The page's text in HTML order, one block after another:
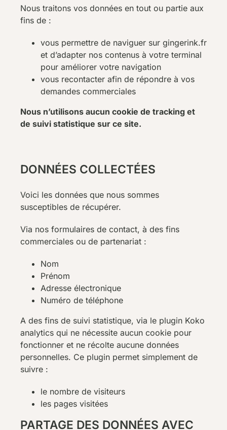
Nous traitons vos données en tout ou partie aux
fins de :
vous permettre de naviguer sur gingerink.fr
et d’adapter nos contenus à votre terminal
pour améliorer votre navigation
vous recontacter afin de répondre à vos
demandes commerciales
Nous n’utilisons aucun cookie de tracking et
de suivi statistique sur ce site.
DONNÉES COLLECTÉES
Voici les données que nous sommes
susceptibles de récupérer.
Via nos formulaires de contact, à des fins
commerciales ou de partenariat :
Nom
Prénom
Adresse électronique
Numéro de téléphone
A des fins de suivi statistique, via le plugin Koko
analytics qui ne nécessite aucun cookie pour
fonctionner et ne récolte aucune données
personnelles. Ce plugin permet simplement de
suivre :
le nombre de visiteurs
les pages visitées
PARTAGE DES DONNÉES AVEC